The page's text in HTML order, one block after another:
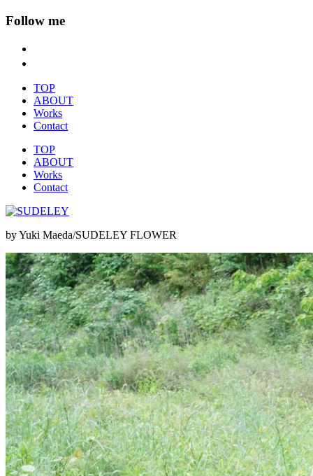
Follow me
TOP
ABOUT
Works
Contact
TOP
ABOUT
Works
Contact
by Yuki Maeda/SUDELEY FLOWER